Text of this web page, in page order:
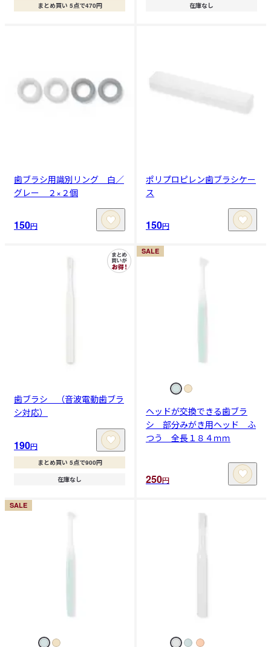
まとめ買い 5点で470円
在庫なし
歯ブラシ用識別リング 白／
グレー ２×２個
150円
ポリプロピレン歯ブラシケー
ス
150円
歯ブラシ （音波電動歯ブラ
シ対応）
190円
まとめ買い 5点で900円
在庫なし
SALE
ヘッドが交換できる歯ブラ
シ 部分みがき用ヘッド ふ
つう 全長１８４ｍｍ
250円
SALE